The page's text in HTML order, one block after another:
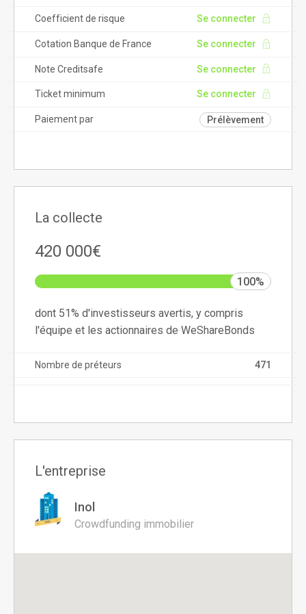
Coefficient de risque Se connecter
Cotation Banque de France Se connecter
Note Creditsafe Se connecter
Ticket minimum Se connecter
Paiement par Prélèvement
La collecte
420 000€
100%
dont 51% d'investisseurs avertis, y compris
l'équipe et les actionnaires de WeShareBonds
Nombre de préteurs 471
L'entreprise
Inol
Crowdfunding immobilier